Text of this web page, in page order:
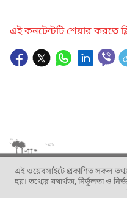
এই কনটেন্টটি শেয়ার করতে
এই ওয়েবসাইটে প্রকাশিত সকল তথ্য
হয়। তথ্যের যথার্থতা, নির্ভুলতা ও